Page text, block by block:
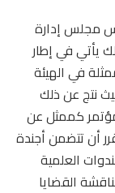
مجلس إدارة
يأتي في إطار
في الهيئة
نتج عن ذلك
كممثل عن
أن تتضمن أجندة
العلمية
القضايا